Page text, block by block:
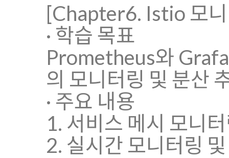
[Chapter6. Istio 모
· 학습 목표
Prometheus와
의 모니터링 및 분산
· 주요 내용
1. 서비스 메시 모니
2. 실시간 모니터링